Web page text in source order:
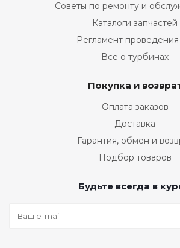
Советы по ремонту и
Каталоги запчастей
Регламент
Все о турбинах
Покупка и
Оплата заказов
Доставка
Гарантия, обмен и
Подбор товаров
Будьте всегда в